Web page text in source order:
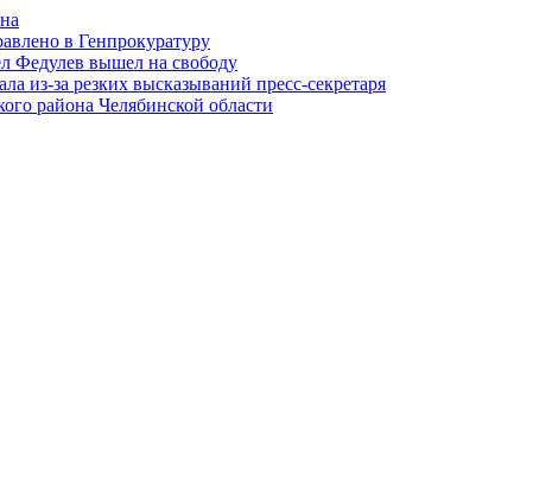
в Генпрокуратуру
Федулев вышел на свободу
из-за резких высказываний пресс-секретаря
района Челябинской области